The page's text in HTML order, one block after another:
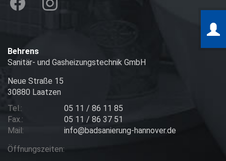
Behrens
Sanitär- und Gasheizungstechnik GmbH
Neue Straße 15
30880 Laatzen
Tel.:
Fax.:
Mail:
05 11 / 86 11 85
05 11 / 86 37 51
info@badsanierung-hannover.de
Öffnungszeiten: